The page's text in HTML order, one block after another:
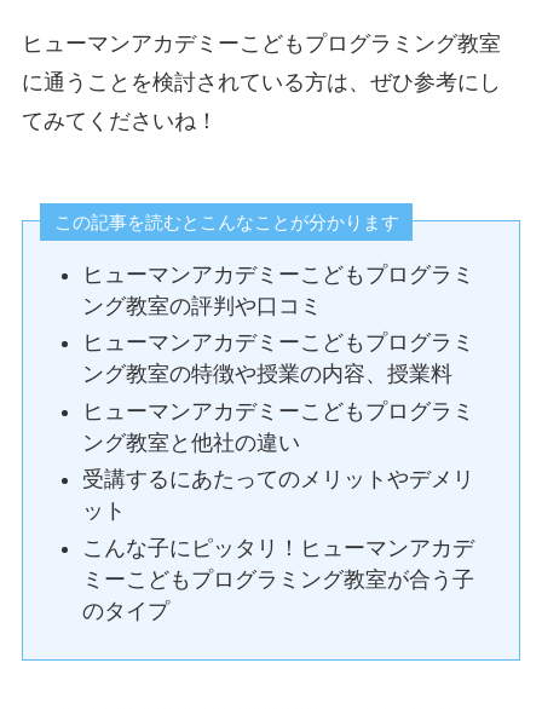
ヒューマンアカデミーこどもプログラミング教室
に通うことを検討されている方は、ぜひ参考にし
てみてくださいね！
この記事を読むとこんなことが分かります
ヒューマンアカデミーこどもプログラミ
ング教室の評判や口コミ
ヒューマンアカデミーこどもプログラミ
ング教室の特徴や授業の内容、授業料
ヒューマンアカデミーこどもプログラミ
ング教室と他社の違い
受講するにあたってのメリットやデメリ
ット
こんな子にピッタリ！ヒューマンアカデ
ミーこどもプログラミング教室が合う子
のタイプ